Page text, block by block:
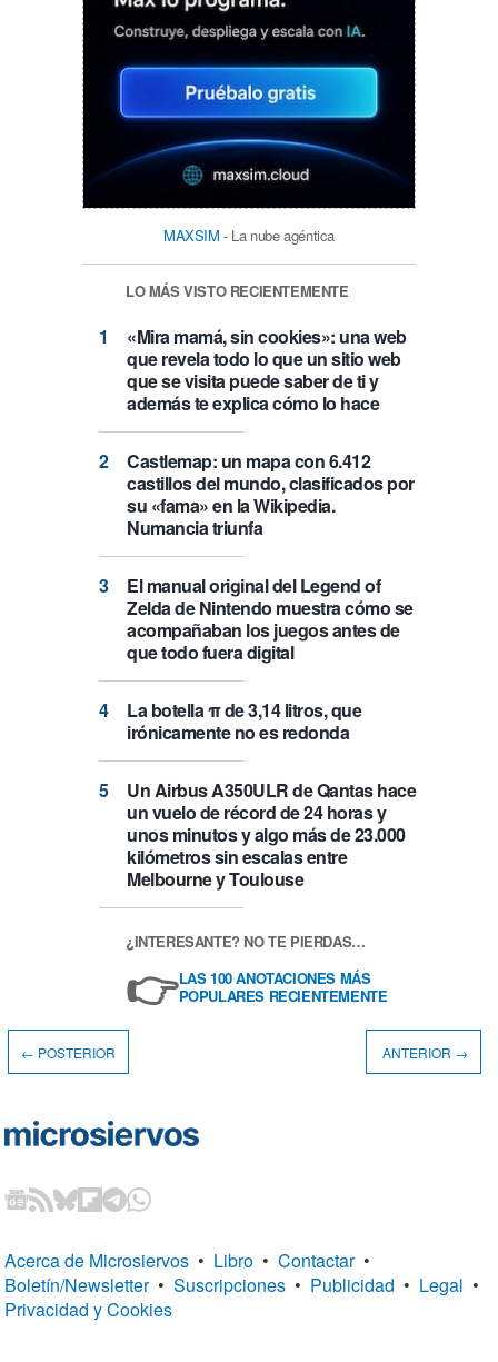
MAXSIM - La nube agéntica
LO MÁS VISTO RECIENTEMENTE
«Mira mamá, sin cookies»: una web
que revela todo lo que un sitio web
que se visita puede saber de ti y
además te explica cómo lo hace
Castlemap: un mapa con 6.412
castillos del mundo, clasificados por
su «fama» en la Wikipedia.
Numancia triunfa
El manual original del Legend of
Zelda de Nintendo muestra cómo se
acompañaban los juegos antes de
que todo fuera digital
La botella π de 3,14 litros, que
irónicamente no es redonda
Un Airbus A350ULR de Qantas hace
un vuelo de récord de 24 horas y
unos minutos y algo más de 23.000
kilómetros sin escalas entre
Melbourne y Toulouse
¿INTERESANTE? NO TE PIERDAS…
👉LAS 100 ANOTACIONES MÁS
POPULARES RECIENTEMENTE
← POSTERIOR ANTERIOR →
Acerca de Microsiervos • Libro • Contactar •
Boletín/Newsletter • Suscripciones • Publicidad • Legal •
Privacidad y Cookies